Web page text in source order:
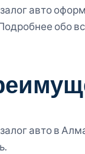
авто
обо
авто в